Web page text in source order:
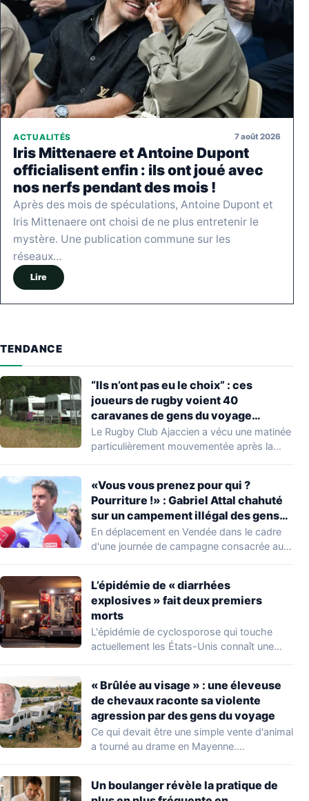
ACTUALITÉS 7 août 2026
Iris Mittenaere et Antoine Dupont
officialisent enfin : ils ont joué avec
nos nerfs pendant des mois !
Après des mois de spéculations, Antoine Dupont et
Iris Mittenaere ont choisi de ne plus entretenir le
mystère. Une publication commune sur les
réseaux…
Lire
TENDANCE
“Ils n’ont pas eu le choix” : ces
joueurs de rugby voient 40
caravanes de gens du voyage
s’installer dans leur stade, ils les
délogent en moins d’1 heure
Le Rugby Club Ajaccien a vécu une matinée
particulièrement mouvementée après la
«Vous vous prenez pour qui ?
Pourriture !» : Gabriel Attal chahuté
sur un campement illégal des gens
du voyage
En déplacement en Vendée dans le cadre
d'une journée de campagne consacrée aux
L’épidémie de « diarrhées
explosives » fait deux premiers
morts
L'épidémie de cyclosporose qui touche
actuellement les États-Unis connaît une
« Brûlée au visage » : une éleveuse
de chevaux raconte sa violente
agression par des gens du voyage
Ce qui devait être une simple vente d'animal
a tourné au drame en Mayenne.…
Un boulanger révèle la pratique de